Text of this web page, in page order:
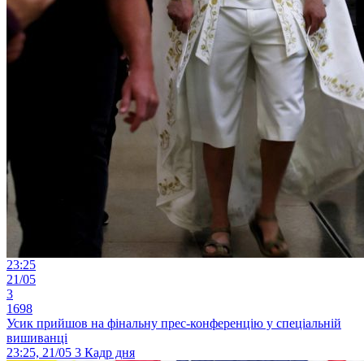
23:25
21/05
3
1698
Усик прийшов на фінальну прес-конференцію у спеціальній
вишиванці
23:25, 21/05 3 Кадр дня